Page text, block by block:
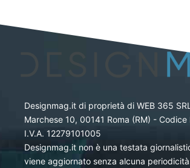
Designmag.it di proprietà di WEB 365
Marchese 10, 00141 Roma (RM) - Codice
I.V.A. 12279101005
Designmag.it non è una testata
viene aggiornato senza alcuna